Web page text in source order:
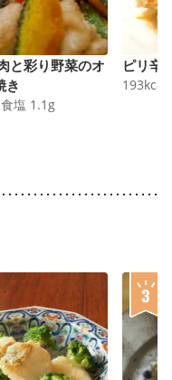
と彩り野菜のオ
き
食塩 1.1 g
ピリ辛
193kcal